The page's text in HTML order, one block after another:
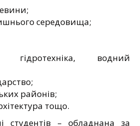
середовища;
гідротехніка, водний
районів;
тощо.
студентів – обладнана за